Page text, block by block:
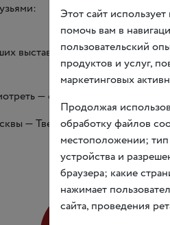
выставок:
— свежие выставки,
— Тверской, 14.
Этот сайт
помочь вам в
пользовательский
продуктов и услуг,
маркетинговых
Продолжая
обработку файлов
местоположении;
устройства и
браузера; какие
нажимает
сайта, проведения